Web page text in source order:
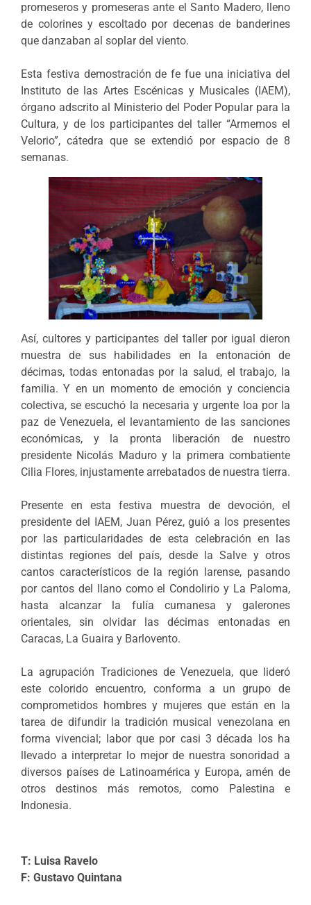
promeseros y promeseras ante el Santo Madero, lleno
de colorines y escoltado por decenas de banderines
que danzaban al soplar del viento.
Esta festiva demostración de fe fue una iniciativa del
Instituto de las Artes Escénicas y Musicales (IAEM),
órgano adscrito al Ministerio del Poder Popular para la
Cultura, y de los participantes del taller “Armemos el
Velorio”, cátedra que se extendió por espacio de 8
semanas.
Así, cultores y participantes del taller por igual dieron
muestra de sus habilidades en la entonación de
décimas, todas entonadas por la salud, el trabajo, la
familia. Y en un momento de emoción y conciencia
colectiva, se escuchó la necesaria y urgente loa por la
paz de Venezuela, el levantamiento de las sanciones
económicas, y la pronta liberación de nuestro
presidente Nicolás Maduro y la primera combatiente
Cilia Flores, injustamente arrebatados de nuestra tierra.
Presente en esta festiva muestra de devoción, ‎el
presidente del IAEM, Juan Pérez, guió a los presentes
por las particularidades de esta celebración en las
distintas regiones del país, desde la Salve y otros
cantos característicos de la región larense, pasando
por cantos del llano como el Condolirio y La Paloma,
hasta alcanzar la fulía cumanesa y galerones
orientales, sin olvidar las décimas entonadas en
Caracas, La Guaira y Barlovento.
La agrupación Tradiciones de Venezuela, que lideró
este colorido encuentro, conforma a un grupo de
comprometidos hombres y mujeres que están en la
tarea de difundir la tradición musical venezolana en
forma vivencial; labor que por casi 3 década los ha
llevado a interpretar lo mejor de nuestra sonoridad a
diversos países de Latinoamérica y Europa, amén de
otros destinos más remotos, como Palestina e
Indonesia.
T: Luisa Ravelo
F: Gustavo Quintana